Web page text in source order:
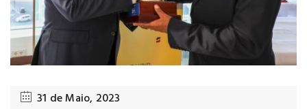
31 de Maio, 2023